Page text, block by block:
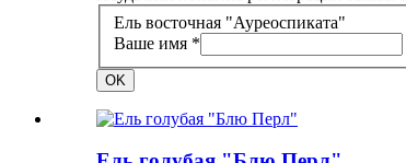
Ель восточная "Ауреоспиката"
Ваше имя *
OK